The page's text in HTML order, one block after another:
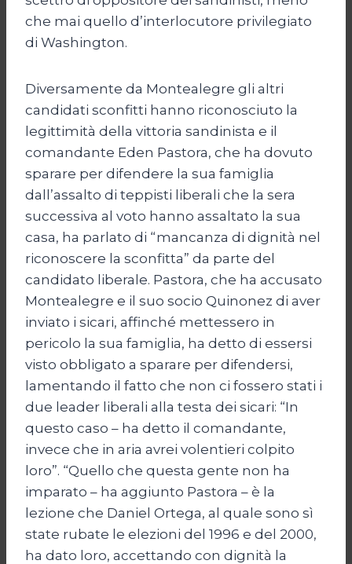
che mai quello d’interlocutore privilegiato
di Washington.
Diversamente da Montealegre gli altri
candidati sconfitti hanno riconosciuto la
legittimità della vittoria sandinista e il
comandante Eden Pastora, che ha dovuto
sparare per difendere la sua famiglia
dall’assalto di teppisti liberali che la sera
successiva al voto hanno assaltato la sua
casa, ha parlato di “mancanza di dignità nel
riconoscere la sconfitta” da parte del
candidato liberale. Pastora, che ha accusato
Montealegre e il suo socio Quinonez di aver
inviato i sicari, affinché mettessero in
pericolo la sua famiglia, ha detto di essersi
visto obbligato a sparare per difendersi,
lamentando il fatto che non ci fossero stati i
due leader liberali alla testa dei sicari: “In
questo caso – ha detto il comandante,
invece che in aria avrei volentieri colpito
loro”. “Quello che questa gente non ha
imparato – ha aggiunto Pastora – è la
lezione che Daniel Ortega, al quale sono sì
state rubate le elezioni del 1996 e del 2000,
ha dato loro, accettando con dignità la